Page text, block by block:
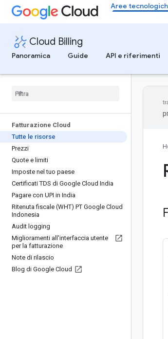
Aree
Cloud Billing
Panoramica
Guide API e riferimenti
Fatturazione Cloud
Tutte le risorse
Prezzi
Quote e limiti
Imposte nel tuo paese
Certificati TDS di Google Cloud India
Pagare con UPI in India
Ritenuta fiscale (WHT) PT Google Cloud
Indonesia
Audit logging
Miglioramenti all'interfaccia utente
per la fatturazione
Note di rilascio
Blog di Google Cloud